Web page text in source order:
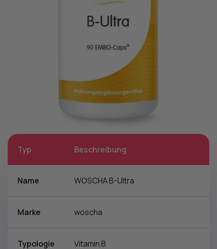
Typ Beschreibung
Name WOSCHA B-Ultra
Marke woscha
Typologie Vitamin B